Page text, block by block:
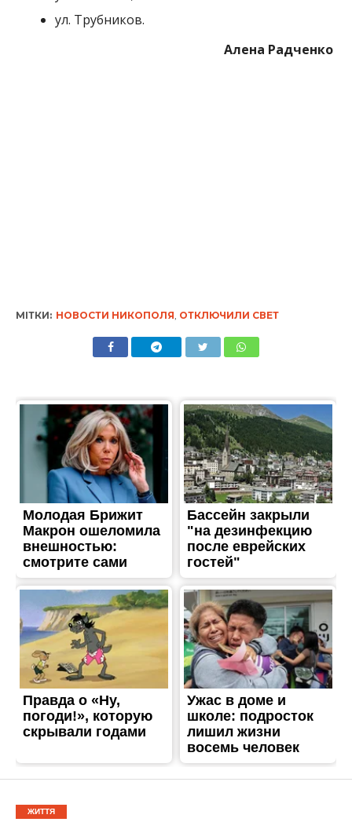
ул. Трубников.
Алена Радченко
ЖИТТЯ
12 июня: какой сегодня
праздник
Опубліковано12.06.2018